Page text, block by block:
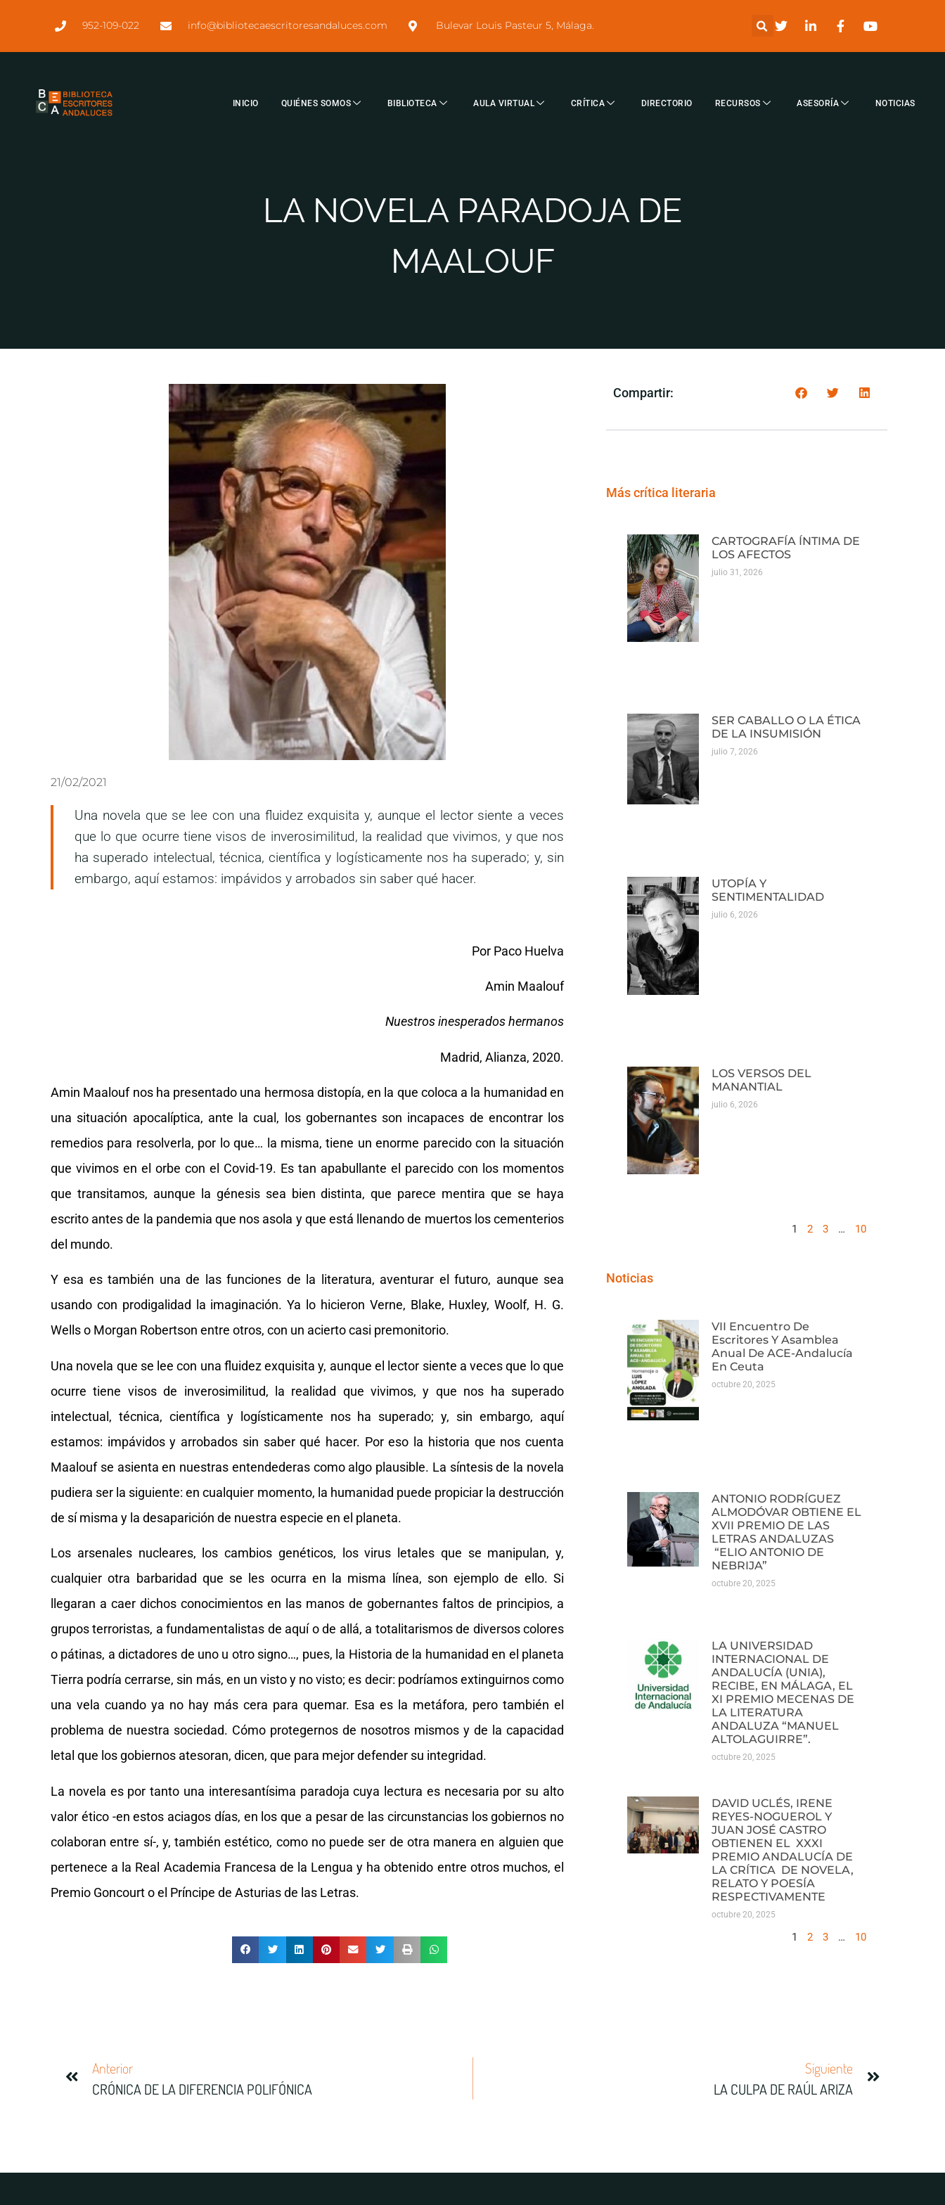
952-109-022 info@bibliotecaescritoresandaluces.com Bulevar Louis Pasteur 5, Málaga.
INICIO QUIÉNES SOMOS BIBLIOTECA AULA VIRTUAL CRÍTICA DIRECTORIO RECURSOS ASESORÍA NOTICIAS
LA NOVELA PARADOJA DE
MAALOUF
21/02/2021
Una novela que se lee con una fluidez exquisita y, aunque el lector siente a veces
que lo que ocurre tiene visos de inverosimilitud, la realidad que vivimos, y que nos
ha superado intelectual, técnica, científica y logísticamente nos ha superado; y, sin
embargo, aquí estamos: impávidos y arrobados sin saber qué hacer.
Por Paco Huelva
Amin Maalouf
Nuestros inesperados hermanos
Madrid, Alianza, 2020.
Amin Maalouf nos ha presentado una hermosa distopía, en la que coloca a la humanidad en
una situación apocalíptica, ante la cual, los gobernantes son incapaces de encontrar los
remedios para resolverla, por lo que… la misma, tiene un enorme parecido con la situación
que vivimos en el orbe con el Covid-19. Es tan apabullante el parecido con los momentos
que transitamos, aunque la génesis sea bien distinta, que parece mentira que se haya
escrito antes de la pandemia que nos asola y que está llenando de muertos los cementerios
del mundo.
Y esa es también una de las funciones de la literatura, aventurar el futuro, aunque sea
usando con prodigalidad la imaginación. Ya lo hicieron Verne, Blake, Huxley, Woolf, H. G.
Wells o Morgan Robertson entre otros, con un acierto casi premonitorio.
Una novela que se lee con una fluidez exquisita y, aunque el lector siente a veces que lo que
ocurre tiene visos de inverosimilitud, la realidad que vivimos, y que nos ha superado
intelectual, técnica, científica y logísticamente nos ha superado; y, sin embargo, aquí
estamos: impávidos y arrobados sin saber qué hacer. Por eso la historia que nos cuenta
Maalouf se asienta en nuestras entendederas como algo plausible. La síntesis de la novela
pudiera ser la siguiente: en cualquier momento, la humanidad puede propiciar la destrucción
de sí misma y la desaparición de nuestra especie en el planeta.
Los arsenales nucleares, los cambios genéticos, los virus letales que se manipulan, y,
cualquier otra barbaridad que se les ocurra en la misma línea, son ejemplo de ello. Si
llegaran a caer dichos conocimientos en las manos de gobernantes faltos de principios, a
grupos terroristas, a fundamentalistas de aquí o de allá, a totalitarismos de diversos colores
o pátinas, a dictadores de uno u otro signo…, pues, la Historia de la humanidad en el planeta
Tierra podría cerrarse, sin más, en un visto y no visto; es decir: podríamos extinguirnos como
una vela cuando ya no hay más cera para quemar. Esa es la metáfora, pero también el
problema de nuestra sociedad. Cómo protegernos de nosotros mismos y de la capacidad
letal que los gobiernos atesoran, dicen, que para mejor defender su integridad.
La novela es por tanto una interesantísima paradoja cuya lectura es necesaria por su alto
valor ético -en estos aciagos días, en los que a pesar de las circunstancias los gobiernos no
colaboran entre sí-, y, también estético, como no puede ser de otra manera en alguien que
pertenece a la Real Academia Francesa de la Lengua y ha obtenido entre otros muchos, el
Premio Goncourt o el Príncipe de Asturias de las Letras.
Compartir:
Más crítica literaria
CARTOGRAFÍA ÍNTIMA DE
LOS AFECTOS
julio 31, 2026
SER CABALLO O LA ÉTICA
DE LA INSUMISIÓN
julio 7, 2026
UTOPÍA Y
SENTIMENTALIDAD
julio 6, 2026
LOS VERSOS DEL
MANANTIAL
julio 6, 2026
1 2 3 … 10
Noticias
VII Encuentro De
Escritores Y Asamblea
Anual De ACE-Andalucía
En Ceuta
octubre 20, 2025
ANTONIO RODRÍGUEZ
ALMODÓVAR OBTIENE EL
XVII PREMIO DE LAS
LETRAS ANDALUZAS
“ELIO ANTONIO DE
NEBRIJA”
octubre 20, 2025
LA UNIVERSIDAD
INTERNACIONAL DE
ANDALUCÍA (UNIA),
RECIBE, EN MÁLAGA, EL
XI PREMIO MECENAS DE
LA LITERATURA
ANDALUZA “MANUEL
ALTOLAGUIRRE”.
octubre 20, 2025
DAVID UCLÉS, IRENE
REYES-NOGUEROL Y
JUAN JOSÉ CASTRO
OBTIENEN EL XXXI
PREMIO ANDALUCÍA DE
LA CRÍTICA DE NOVELA,
RELATO Y POESÍA
RESPECTIVAMENTE
octubre 20, 2025
1 2 3 … 10
Anterior
CRÓNICA DE LA DIFERENCIA POLIFÓNICA
Siguiente
LA CULPA DE RAÚL ARIZA